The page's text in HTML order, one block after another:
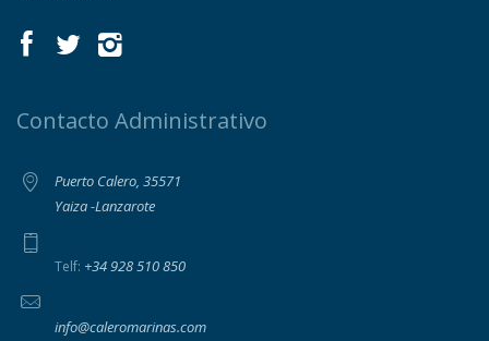
Contacto Administrativo
Puerto Calero, 35571
Yaiza -Lanzarote
Telf: +34 928 510 850
info@caleromarinas.com